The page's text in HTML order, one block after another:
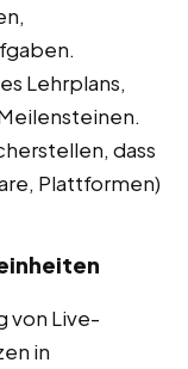
Lehrplans,
dass
Plattformen)
von Live-
in